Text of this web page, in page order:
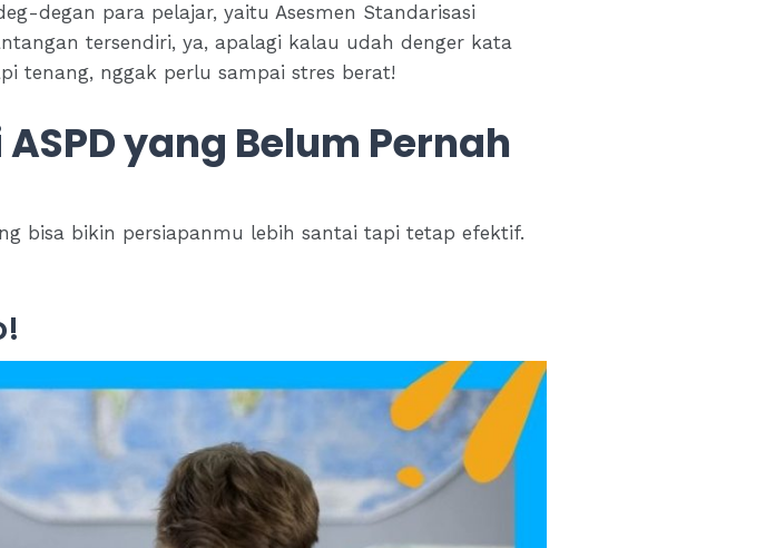
degan para pelajar, yaitu Asesmen Standarisasi
tersendiri, ya, apalagi kalau udah denger kata
tenang, nggak perlu sampai stres berat!
yang Belum Pernah
bisa bikin persiapanmu lebih santai tapi tetap efektif.